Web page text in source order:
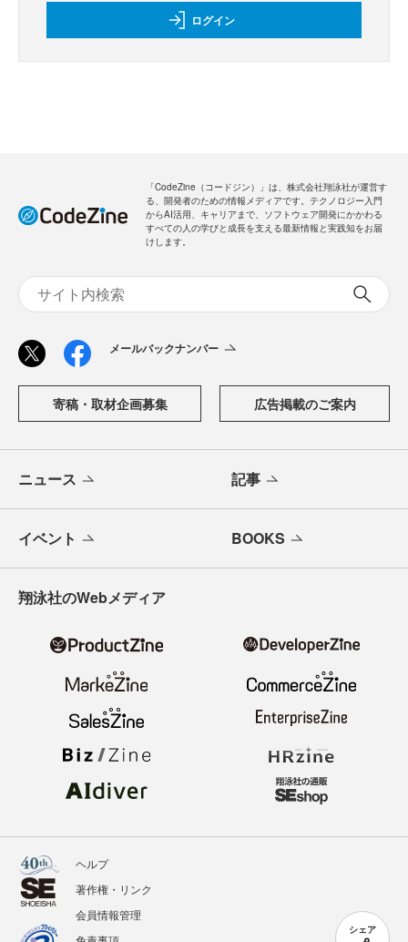
シェア
ログイン
「CodeZine（コードジン）」は、株式会社翔泳社が運営す
る、開発者のための情報メディアです。テクノロジー入門
からAI活用、キャリアまで、ソフトウェア開発にかかわる
すべての人の学びと成長を支える最新情報と実践知をお届
けします。
メールバックナンバー
寄稿・取材企画募集 広告掲載のご案内
ニュース 記事
イベント BOOKS
翔泳社のWebメディア
ヘルプ
著作権・リンク
会員情報管理